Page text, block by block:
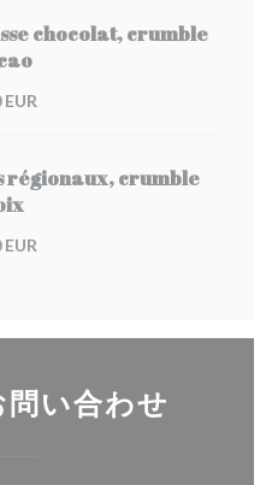
chocolat, crumble
EUR
régionaux, crumble
EUR
い合わせ